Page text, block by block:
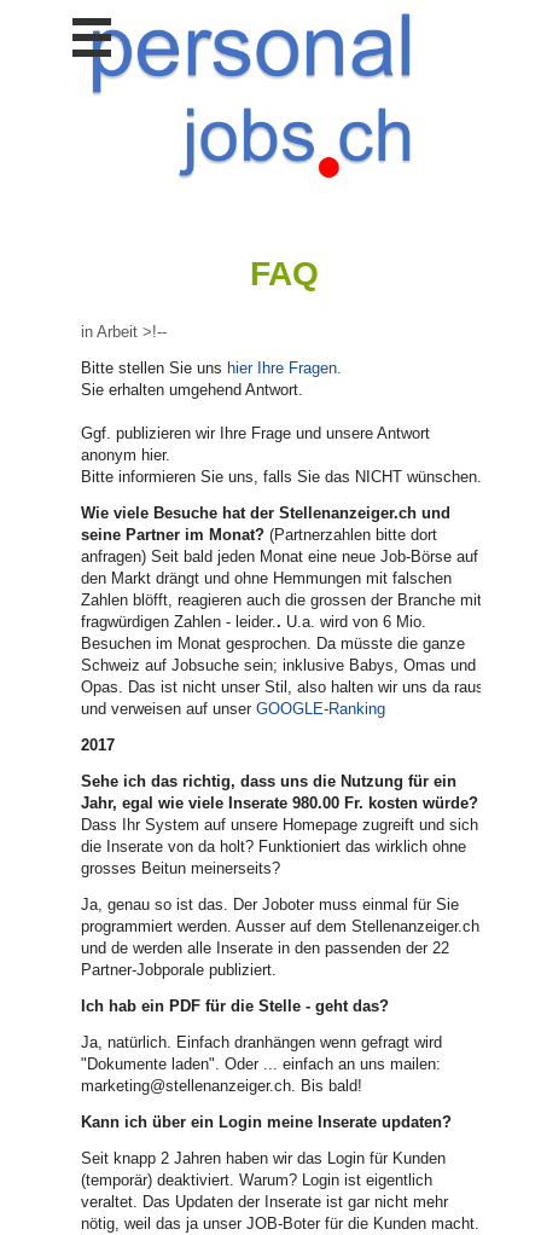
Personalberatungen
Lehrstellen
FAQ
in Arbeit >!--
Bitte stellen Sie uns hier Ihre Fragen.
Sie erhalten umgehend Antwort.
Ggf. publizieren wir Ihre Frage und unsere Antwort
anonym hier.
Bitte informieren Sie uns, falls Sie das NICHT wünschen.
Wie viele Besuche hat der Stellenanzeiger.ch und
seine Partner im Monat? (Partnerzahlen bitte dort
anfragen) Seit bald jeden Monat eine neue Job-Börse auf
den Markt drängt und ohne Hemmungen mit falschen
Zahlen blöfft, reagieren auch die grossen der Branche mit
fragwürdigen Zahlen - leider.. U.a. wird von 6 Mio.
Besuchen im Monat gesprochen. Da müsste die ganze
Schweiz auf Jobsuche sein; inklusive Babys, Omas und
Opas. Das ist nicht unser Stil, also halten wir uns da raus
und verweisen auf unser GOOGLE-Ranking
2017
Sehe ich das richtig, dass uns die Nutzung für ein
Jahr, egal wie viele Inserate 980.00 Fr. kosten würde?
Dass Ihr System auf unsere Homepage zugreift und sich
die Inserate von da holt? Funktioniert das wirklich ohne
grosses Beitun meinerseits?
Ja, genau so ist das. Der Joboter muss einmal für Sie
programmiert werden. Ausser auf dem Stellenanzeiger.ch
und de werden alle Inserate in den passenden der 22
Partner-Jobporale publiziert.
Ich hab ein PDF für die Stelle - geht das?
Ja, natürlich. Einfach dranhängen wenn gefragt wird
"Dokumente laden". Oder ... einfach an uns mailen:
marketing@stellenanzeiger.ch. Bis bald!
Kann ich über ein Login meine Inserate updaten?
Seit knapp 2 Jahren haben wir das Login für Kunden
(temporär) deaktiviert. Warum? Login ist eigentlich
veraltet. Das Updaten der Inserate ist gar nicht mehr
nötig, weil das ja unser JOB-Boter für die Kunden macht.